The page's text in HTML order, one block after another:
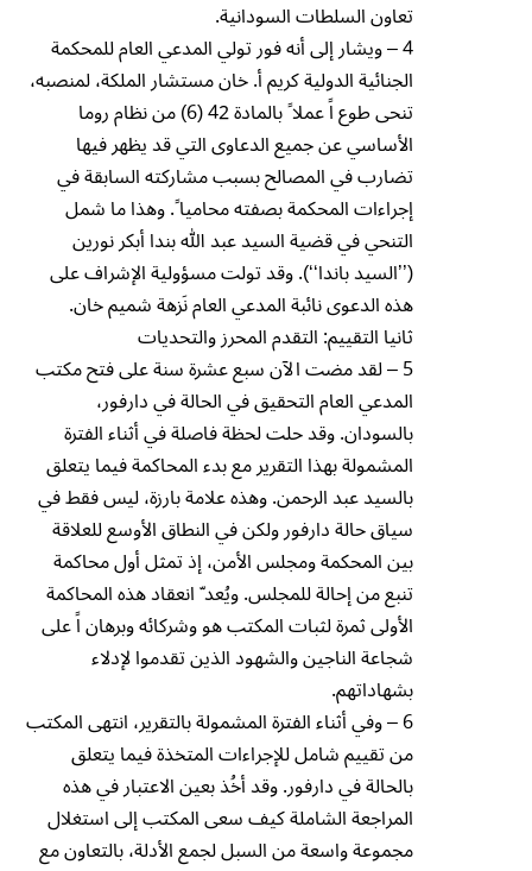
تعاون السلطات السودانية.
4 – ويشار إلى أنه فور تولي المدعي العام للمحكمة
الجنائية الدولية كريم أ. خان مستشار الملكة، لمنصبه،
تنحى طوع اً عملا ً بالمادة 42 (6) من نظام روما
الأساسي عن جميع الدعاوى التي قد يظهر فيها
تضارب في المصالح بسبب مشاركته السابقة في
إجراءات المحكمة بصفته محاميا ً. وهذا ما شمل
التنحي في قضية السيد عبد ﷲ بندا أبكر نورين
(’’السيد باندا‘‘). وقد تولت مسؤولية الإشراف على
هذه الدعوى نائبة المدعي العام نَزهة شميم خان.
ثانيا التقييم: التقدم المحرز والتحديات
5 – لقد مضت الآن سبع عشرة سنة على فتح مكتب
المدعي العام التحقيق في الحالة في دارفور،
بالسودان. وقد حلت لحظة فاصلة في أثناء الفترة
المشمولة بهذا التقرير مع بدء المحاكمة فيما يتعلق
بالسيد عبد الرحمن. وهذه علامة بارزة، ليس فقط في
سياق حالة دارفور ولكن في النطاق الأوسع للعلاقة
بين المحكمة ومجلس الأمن، إذ تمثل أول محاكمة
تنبع من إحالة للمجلس. ويُعد ّ انعقاد هذه المحاكمة
الأولى ثمرة لثبات المكتب هو وشركائه وبرهان اً على
شجاعة الناجين والشهود الذين تقدموا لإدلاء
بشهاداتهم.
6 – وفي أثناء الفترة المشمولة بالتقرير، انتهى المكتب
من تقييم شامل للإجراءات المتخذة فيما يتعلق
بالحالة في دارفور. وقد أخُذ بعين الاعتبار في هذه
المراجعة الشاملة كيف سعى المكتب إلى استغلال
مجموعة واسعة من السبل لجمع الأدلة، بالتعاون مع